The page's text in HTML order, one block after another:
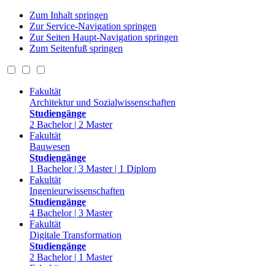
Zum Inhalt springen
Zur Service-Navigation springen
Zur Seiten Haupt-Navigation springen
Zum Seitenfuß springen
Fakultät
Architektur und Sozialwissenschaften
Studiengänge
2 Bachelor | 2 Master
Fakultät
Bauwesen
Studiengänge
1 Bachelor | 3 Master | 1 Diplom
Fakultät
Ingenieurwissenschaften
Studiengänge
4 Bachelor | 3 Master
Fakultät
Digitale Transformation
Studiengänge
2 Bachelor | 1 Master